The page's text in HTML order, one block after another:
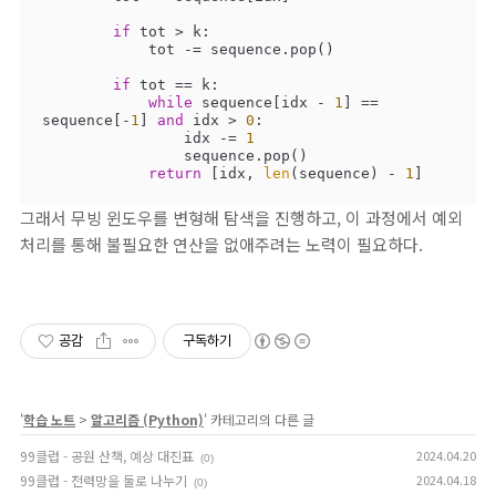
if tot > k:
if tot == k:
while sequence[idx - 1 ] ==
sequence[- 1 and idx > 0 :
                idx -=
1
return [idx, len (sequence) - 1
그래서 무빙 윈도우를 변형해 탐색을 진행하고, 이 과정에서 예외
처리를 통해 불필요한 연산을 없애주려는 노력이 필요하다.
공감 구독하기
'학습 노트 > 알고리즘 (Python)' 카테고리의 다른 글
99클럽 - 공원 산책, 예상 대진표 (0) 2024.04.20
99클럽 - 전력망을 둘로 나누기 (0) 2024.04.18